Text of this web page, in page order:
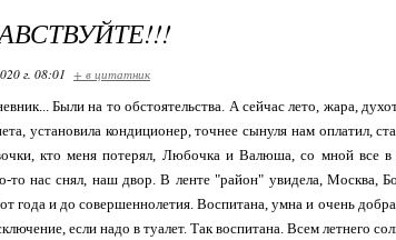
г. 08:01 + в цитатник
Были на то обстоятельства. А сейчас лето, жара,
установила кондиционер, точнее сынуля нам оплатил,
кто меня потерял, Любочка и Валюша, со мной все
то нас снял, наш двор. В ленте "район" увидела, Москва,
года и до совершеннолетия. Воспитана, умна и очень
если надо в туалет. Так воспитана. Всем летнего